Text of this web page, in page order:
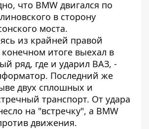
что BMW двигался по
в сторону
моста.
из крайней правой
итоге выехал в
ряд, где и ударил ВАЗ, -
. Последний же
двух сплошных и
транспорт. От удара
на "встречку", а BMW
движения.